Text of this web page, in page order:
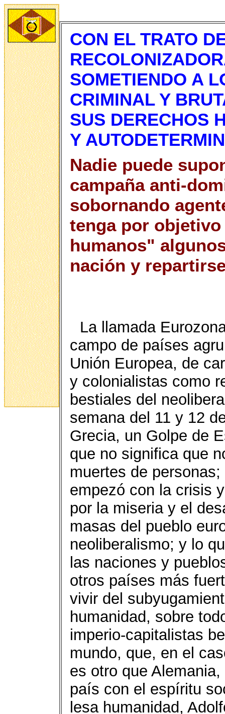
CON EL TRATO
SOMETIENDO A
CRIMINAL Y
SUS DERECHOS
Y
Nadie puede
campaña anti-
sobornando
tenga por
humanos"
nación y
La llamada
campo de países
Unión Europea, de
y colonialistas como
bestiales del
semana del 11 y 12
Grecia, un Golpe de
que no significa que
muertes de
empezó con la crisis
por la miseria y el
masas del pueblo
neoliberalismo; y lo
las naciones y
otros países más
vivir del
humanidad, sobre
imperio-capitalistas
mundo, que, en el
es otro que
país con el espíritu
lesa humanidad,